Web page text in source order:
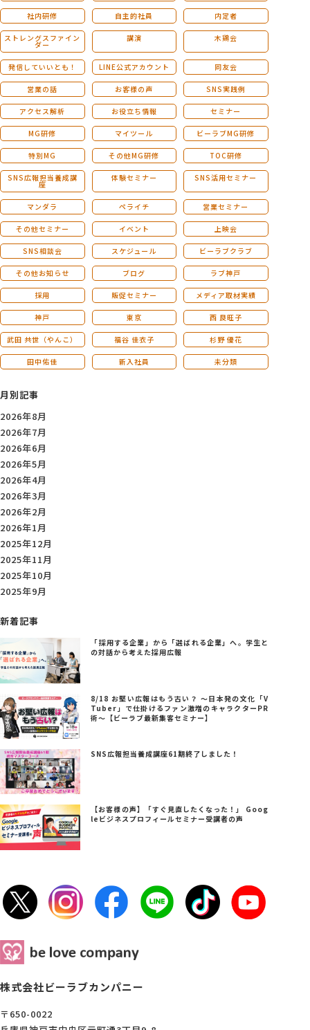
社内研修 自主的社員 内定者
ストレングスファイン
ダー
講演 木鶏会
発信していいとも！ LINE公式アカウント 同友会
営業の話 お客様の声 SNS実践例
アクセス解析 お役立ち情報 セミナー
MG研修 マイツール ビーラブMG研修
特別MG その他MG研修 TOC研修
SNS広報担当養成講
座
体験セミナー SNS活用セミナー
マンダラ ペライチ 営業セミナー
その他セミナー イベント 上映会
SNS相談会 スケジュール ビーラブクラブ
その他お知らせ ブログ ラブ神戸
採用 販促セミナー メディア取材実績
神戸 東京 西 良旺子
武田 共世（やんこ） 福谷 佳衣子 杉野 優花
田中佑佳 新入社員 未分類
月別記事
2026年8月
2026年7月
2026年6月
2026年5月
2026年4月
2026年3月
2026年2月
2026年1月
2025年12月
2025年11月
2025年10月
2025年9月
新着記事
「採用する企業」から「選ばれる企業」へ。学生と
の対話から考えた採用広報
8/18 お堅い広報はもう古い？ ～日本発の文化「V
Tuber」で仕掛けるファン激増のキャラクターPR
術～【ビーラブ最新集客セミナー】
SNS広報担当養成講座61期終了しました！
【お客様の声】「すぐ見直したくなった！」 Goog
leビジネスプロフィールセミナー受講者の声
株式会社ビーラブカンパニー
〒650-0022